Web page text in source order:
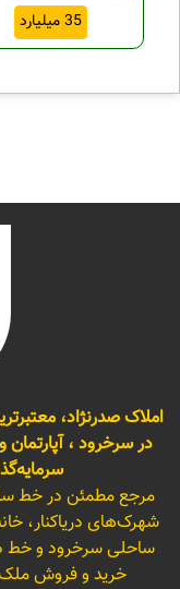
35 میلیارد
املاک صدرنژاد،
در سرخرود ،
مرجع مطمئن در خط
شهرک‌های دریاکنار،
ساحلی سرخرود و خط
خرید و فروش ملک